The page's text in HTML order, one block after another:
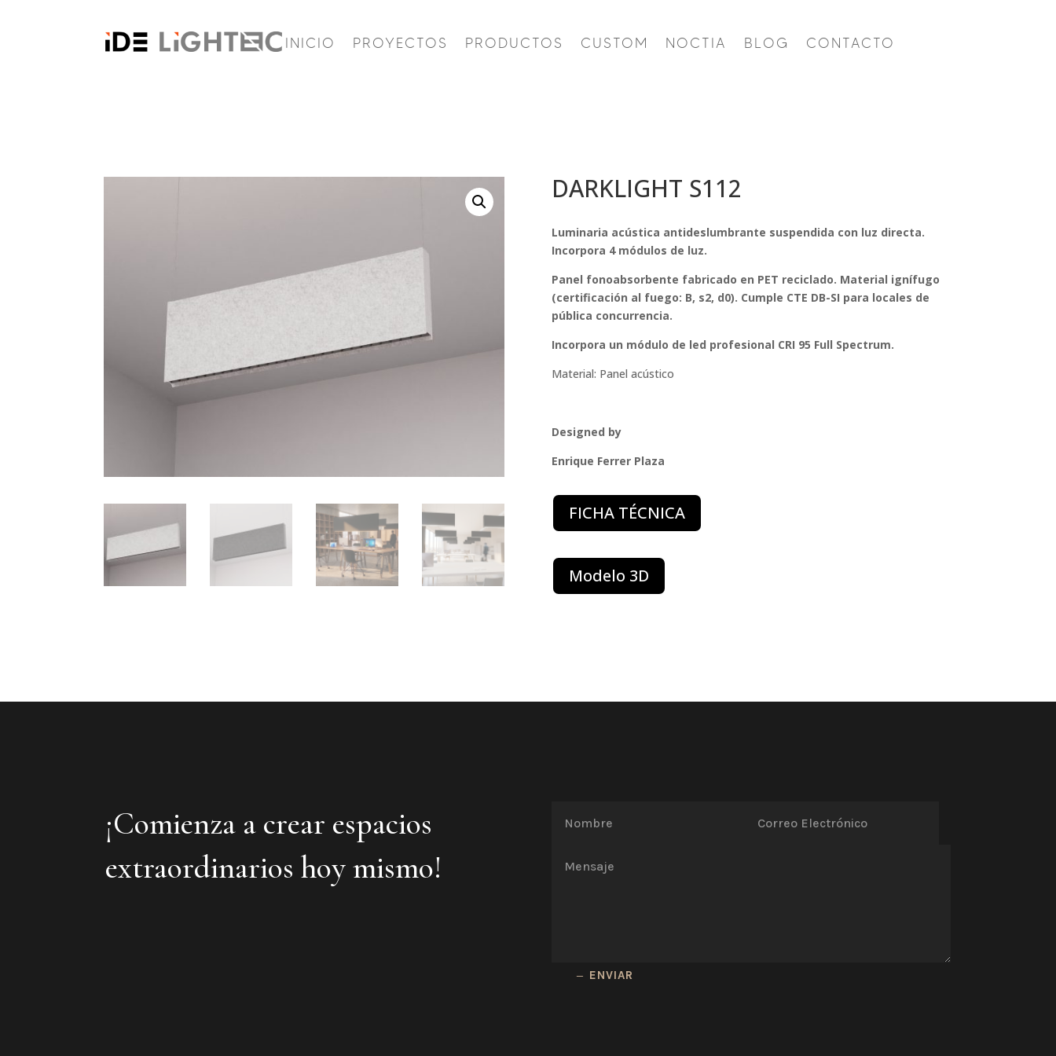
INICIO PROYECTOS PRODUCTOS CUSTOM NOCTIA BLOG CONTACTO
DARKLIGHT S112
Luminaria acústica antideslumbrante suspendida con luz directa.
Incorpora 4 módulos de luz.
Panel fonoabsorbente fabricado en PET reciclado. Material ignífugo
(certificación al fuego: B, s2, d0). Cumple CTE DB-SI para locales de
pública concurrencia.
Incorpora un módulo de led profesional CRI 95 Full Spectrum.
Material: Panel acústico
Designed by
Enrique Ferrer Plaza
FICHA TÉCNICA
Modelo 3D
¡Comienza a crear espacios
extraordinarios hoy mismo!
ENVIAR